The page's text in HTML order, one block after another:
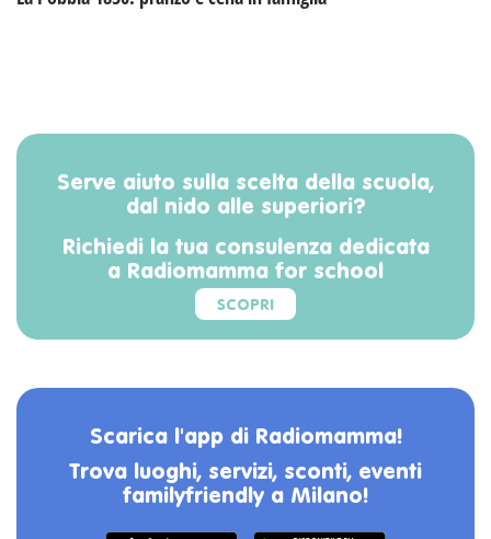
Serve aiuto sulla scelta della scuola,
dal nido alle superiori?
Richiedi la tua consulenza dedicata
a Radiomamma for school
SCOPRI
Scarica l'app di Radiomamma!
Trova luoghi, servizi, sconti, eventi
familyfriendly a Milano!